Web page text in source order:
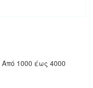
Από 1000 έως 4000